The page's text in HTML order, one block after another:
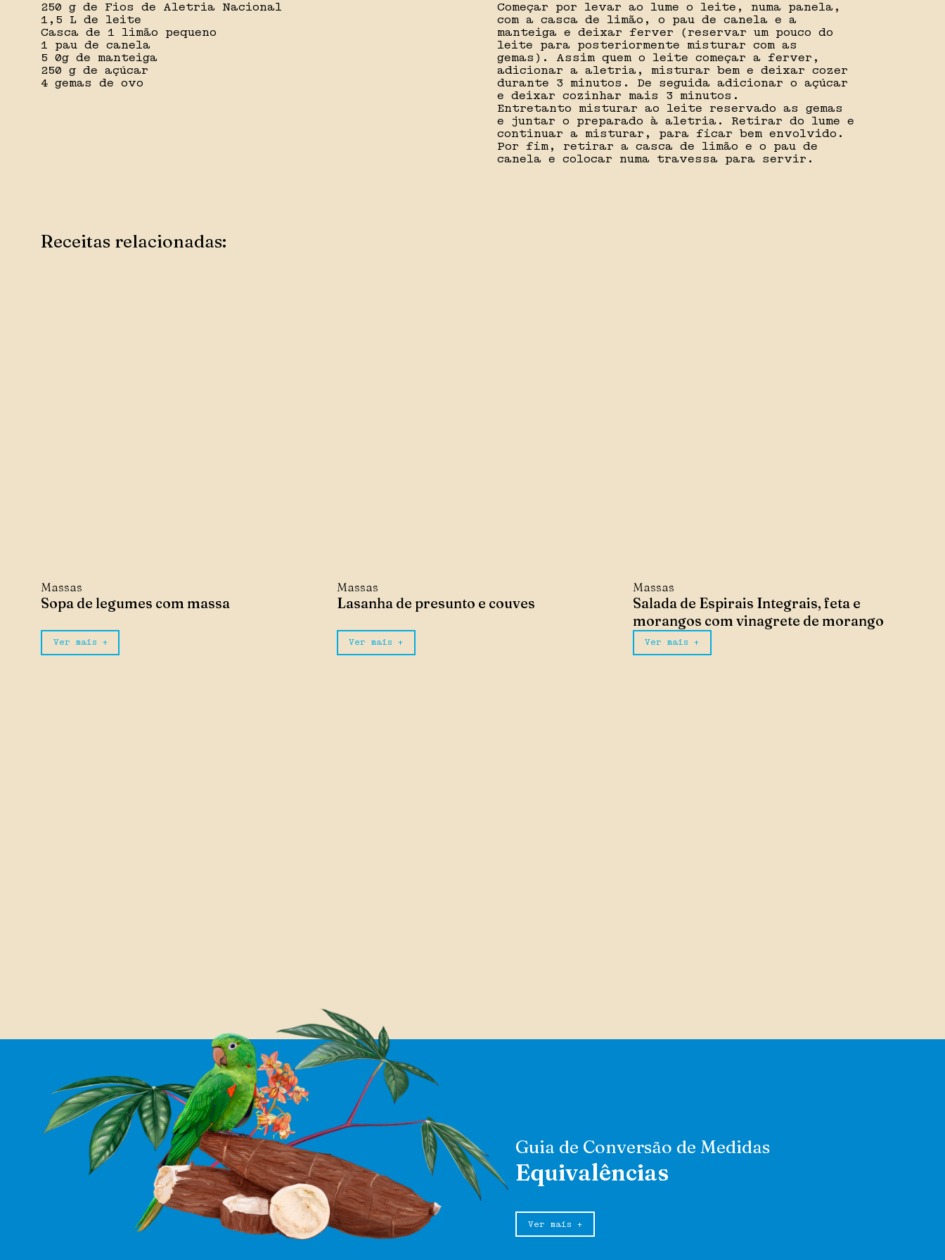
250 g de Fios de Aletria Nacional
1,5 L de leite
Casca de 1 limão pequeno
1 pau de canela
5 0g de manteiga
250 g de açúcar
4 gemas de ovo
Começar por levar ao lume o leite, numa panela,
com a casca de limão, o pau de canela e a
manteiga e deixar ferver (reservar um pouco do
leite para posteriormente misturar com as
gemas). Assim quem o leite começar a ferver,
adicionar a aletria, misturar bem e deixar cozer
durante 3 minutos. De seguida adicionar o açúcar
e deixar cozinhar mais 3 minutos.
Entretanto misturar ao leite reservado as gemas
e juntar o preparado à aletria. Retirar do lume e
continuar a misturar, para ficar bem envolvido.
Por fim, retirar a casca de limão e o pau de
canela e colocar numa travessa para servir.
Receitas relacionadas:
Massas
Sopa de legumes com massa
Ver mais +
Massas
Lasanha de presunto e couves
Ver mais +
Massas
Salada de Espirais Integrais, feta e
morangos com vinagrete de morango
Ver mais +
Guia de Conversão de Medidas
Equivalências
Ver mais +